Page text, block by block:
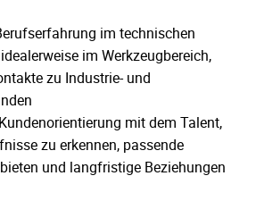
im technischen
im Werkzeugbereich,
zu Industrie- und
mit dem Talent,
zu erkennen, passende
und langfristige Beziehungen